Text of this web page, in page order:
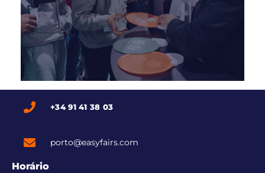
SAIBA MAIS
+34 91 41 38 03
porto@easyfairs.com
Horário